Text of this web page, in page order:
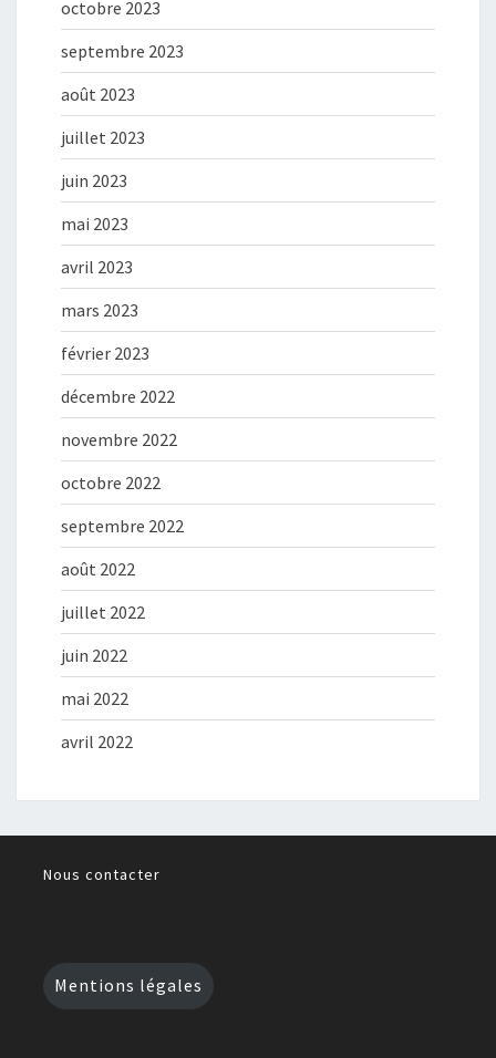
octobre 2023
septembre 2023
août 2023
juillet 2023
juin 2023
mai 2023
avril 2023
mars 2023
février 2023
décembre 2022
novembre 2022
octobre 2022
septembre 2022
août 2022
juillet 2022
juin 2022
mai 2022
avril 2022
Nous contacter
Mentions légales